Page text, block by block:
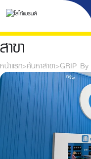
สาขา
หน้าแรก>ค้นหาสาขา>GRIP By